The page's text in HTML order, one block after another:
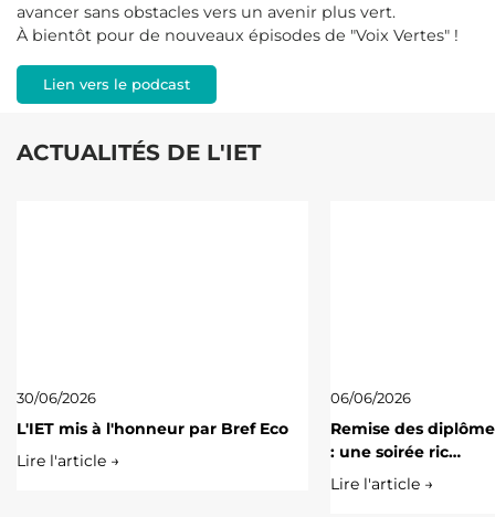
avancer sans obstacles vers un avenir plus vert.
À bientôt pour de nouveaux épisodes de "Voix Vertes" !
Lien vers le podcast
ACTUALITÉS DE L'IET
30/06/2026
L'IET mis à l'honneur par Bref Eco
Lire l'article →
06/06/2026
Remise des
: une soirée ric…
Lire l'article →